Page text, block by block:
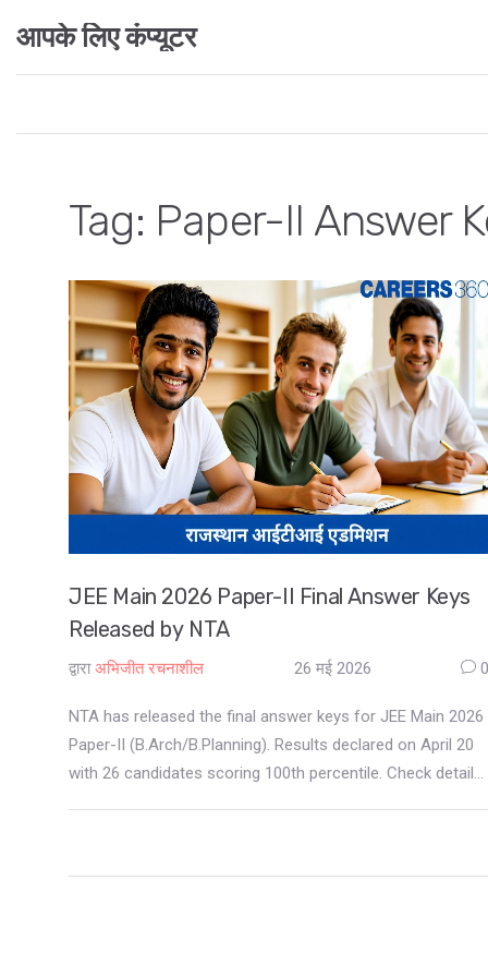
आपके लिए कंप्यूटर
Tag: Paper-II Answer
JEE Main 2026 Paper-II Final Answer Keys
Released by NTA
द्वारा अभिजीत रचनाशील 26 मई 2026 0
NTA has released the final answer keys for JEE Main 2026
Paper-II (B.Arch/B.Planning). Results declared on April 20
with 26 candidates scoring 100th percentile. Check details